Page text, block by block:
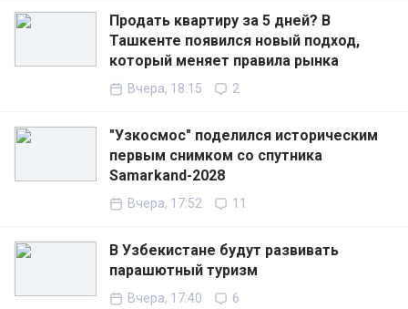
Продать квартиру за 5 дней? В
Ташкенте появился новый подход,
который меняет правила рынка
Вчера, 18:15 2
"Узкосмос" поделился историческим
первым снимком со спутника
Samarkand-2028
Вчера, 17:52 11
В Узбекистане будут развивать
парашютный туризм
Вчера, 17:40 6